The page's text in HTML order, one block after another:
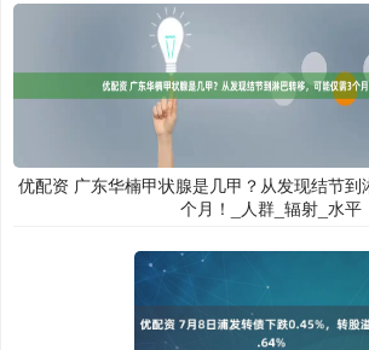
优配资 广东华楠甲状腺是几甲？从发现结节到
个月！_人群_辐射_水平